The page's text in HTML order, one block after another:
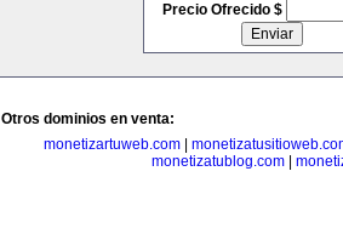
Precio Ofrecido $
Otros dominios en venta:
monetizartuweb.com|
monetizatublog.com|